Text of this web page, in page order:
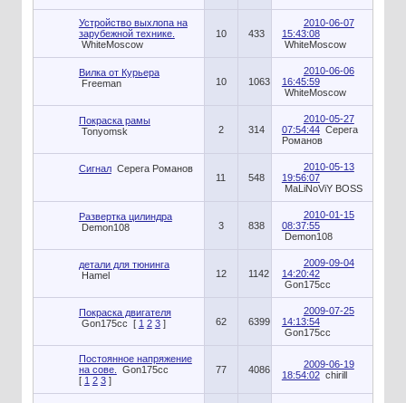
Устройство выхлопа на
зарубежной технике.
WhiteMoscow
10 433
2010-06-07
15:43:08
WhiteMoscow
Вилка от Курьера
Freeman
10 1063
2010-06-06
16:45:59
WhiteMoscow
Покраска рамы
Tonyomsk
2 314
2010-05-27
07:54:44 Серега
Романов
Сигнал Серега Романов
11
548
2010-05-13
19:56:07
MaLiNoViY BOSS
Развертка цилиндра
Demon108
3 838
2010-01-15
08:37:55
Demon108
детали для тюнинга
Hamel
12 1142
2009-09-04
14:20:42
Gon175cc
Покраска двигателя
Gon175cc
[ 1 2 3 ] 62 6399
2009-07-25
14:13:54
Gon175cc
Постоянное напряжение
на сове.
Gon175cc
[ 1 2 3 ]
77 4086
2009-06-19
18:54:02 chirill